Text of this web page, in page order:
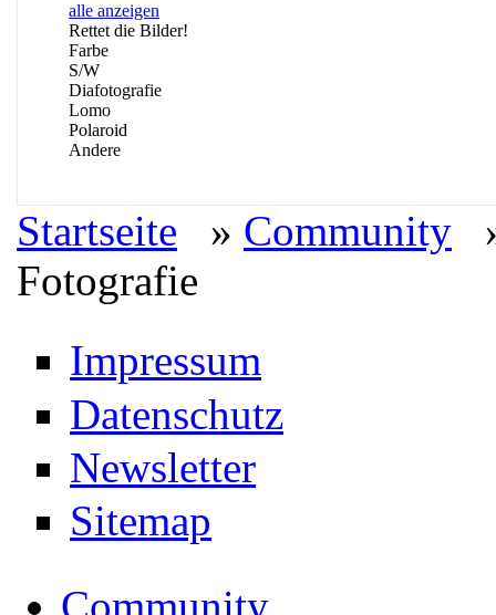
alle anzeigen
Rettet die Bilder!
Farbe
S/W
Diafotografie
Lomo
Polaroid
Andere
Startseite » Community
Fotografie
Impressum
Datenschutz
Newsletter
Sitemap